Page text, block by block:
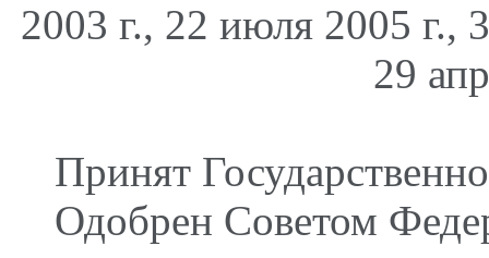
2003 г., 22 июля 2005 г.,
29
Принят
Одобрен Советом